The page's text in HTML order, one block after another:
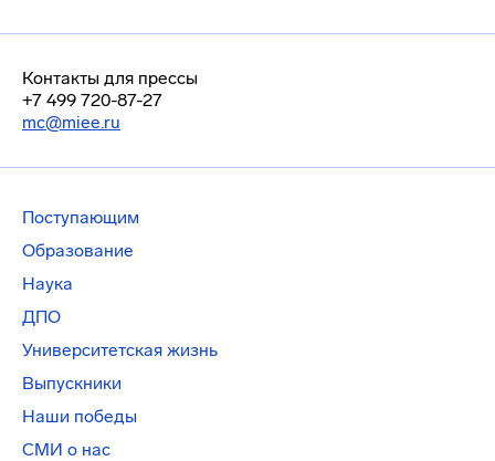
Контакты для прессы
+7 499 720-87-27
mc@miee.ru
Поступающим
Образование
Наука
ДПО
Университетская жизнь
Выпускники
Наши победы
СМИ о нас